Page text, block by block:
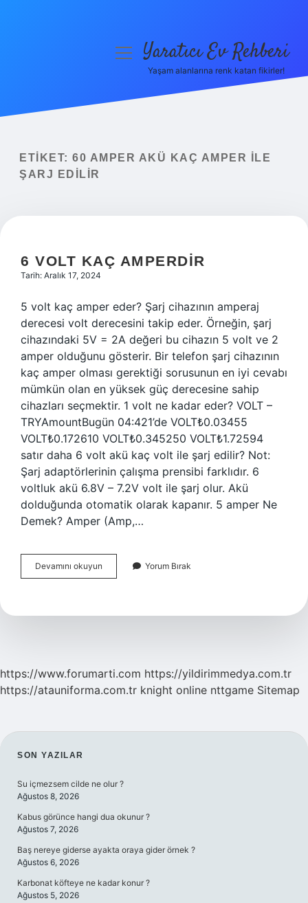
Yasal Uyarı
menüyüYaratıcı Ev Rehberi
Yaşam alanlarına renk katan fikirler!
ETIKET: 60 AMPER AKÜ KAÇ AMPER ILE
ŞARJ EDILIR
6 VOLT KAÇ AMPERDIR
Tarih: Aralık 17, 2024
5 volt kaç amper eder? Şarj cihazının amperaj
derecesi volt derecesini takip eder. Örneğin, şarj
cihazındaki 5V = 2A değeri bu cihazın 5 volt ve 2
amper olduğunu gösterir. Bir telefon şarj cihazının
kaç amper olması gerektiği sorusunun en iyi cevabı
mümkün olan en yüksek güç derecesine sahip
cihazları seçmektir. 1 volt ne kadar eder? VOLT –
TRYAmountBugün 04:421’de VOLT₺0.03455
VOLT₺0.172610 VOLT₺0.345250 VOLT₺1.72594
satır daha 6 volt akü kaç volt ile şarj edilir? Not:
Şarj adaptörlerinin çalışma prensibi farklıdır. 6
voltluk akü 6.8V – 7.2V volt ile şarj olur. Akü
dolduğunda otomatik olarak kapanır. 5 amper Ne
Demek? Amper (Amp,…
Devamını okuyun
Volt
Yorum Bırak
https://www.forumarti.com https://yildirimmedya.com.tr
https://atauniforma.com.tr knight online nttgame Sitemap
SIDEBAR
SON YAZILAR
Su içmezsem cilde ne olur ?
Ağustos 8, 2026
Kabus görünce hangi dua okunur ?
Ağustos 7, 2026
Baş nereye giderse ayakta oraya gider örnek ?
Ağustos 6, 2026
Karbonat köfteye ne kadar konur ?
Ağustos 5, 2026